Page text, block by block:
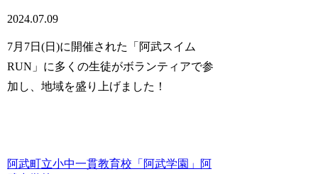
2024.07.09
7月7日(日)に開催された「阿武スイム
RUN」に多くの生徒がボランティアで参
加し、地域を盛り上げました！
阿武町立小中一貫教育校「阿武学園」阿